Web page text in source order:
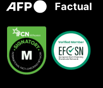
Factual